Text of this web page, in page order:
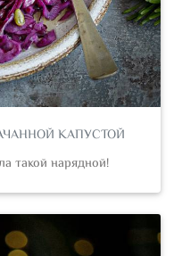
КАПУСТОЙ
такой нарядной!